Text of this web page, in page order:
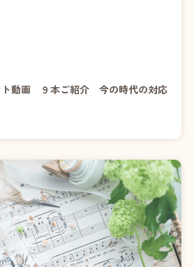
ト動画 ９本ご紹介 今の時代の対応